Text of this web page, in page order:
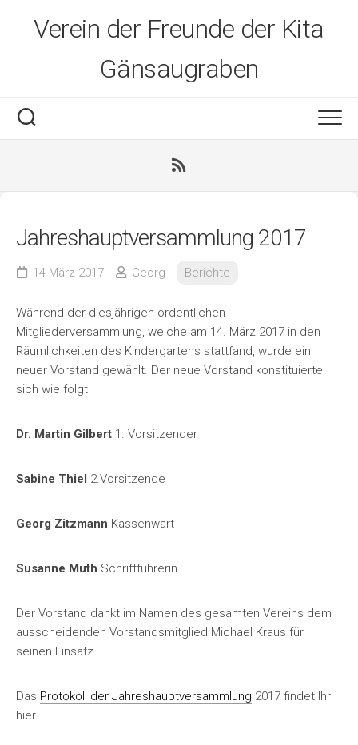
Verein der Freunde der Kita
Gänsaugraben
Jahreshauptversammlung 2017
14 März 2017 Georg Berichte
Während der diesjährigen ordentlichen
Mitgliederversammlung, welche am 14. März 2017 in den
Räumlichkeiten des Kindergartens stattfand, wurde ein
neuer Vorstand gewählt. Der neue Vorstand konstituierte
sich wie folgt:
Dr. Martin Gilbert 1. Vorsitzender
Sabine Thiel 2.Vorsitzende
Georg Zitzmann Kassenwart
Susanne Muth Schriftführerin
Der Vorstand dankt im Namen des gesamten Vereins dem
ausscheidenden Vorstandsmitglied Michael Kraus für
seinen Einsatz.
Das Protokoll der Jahreshauptversammlung 2017 findet Ihr
hier.